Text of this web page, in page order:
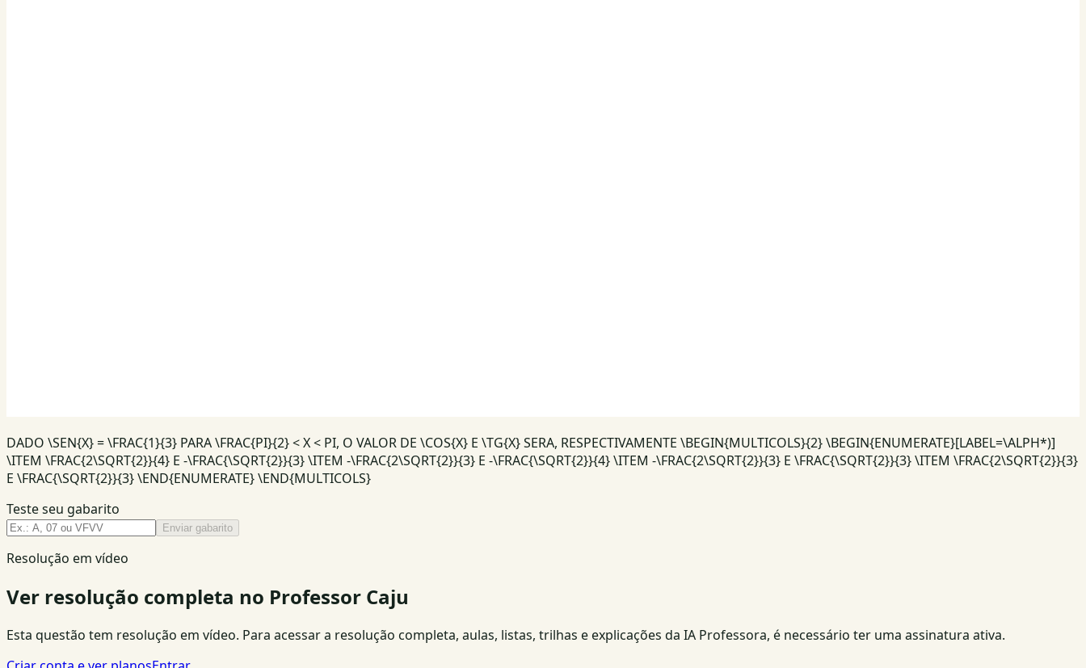
DADO \SEN{X} = \FRAC{1}{3} PARA \FRAC{PI}{2} < X < PI, O VALOR DE \COS{X} E \TG{X} SERA, RESPECTIVAMENTE \BEGIN{MULTICOLS}{2} \BEGIN{ENUMERATE}[LABEL=\ALPH*)]
\ITEM \FRAC{2\SQRT{2}}{4} E -\FRAC{\SQRT{2}}{3} \ITEM -\FRAC{2\SQRT{2}}{3} E -\FRAC{\SQRT{2}}{4} \ITEM -\FRAC{2\SQRT{2}}{3} E \FRAC{\SQRT{2}}{3} \ITEM \FRAC{2\SQRT{2}}{3}
E \FRAC{\SQRT{2}}{3} \END{ENUMERATE} \END{MULTICOLS}
Teste seu gabarito
Enviar gabarito
Resolução em vídeo
Ver resolução completa no Professor Caju
Esta questão tem resolução em vídeo. Para acessar a resolução completa, aulas, listas, trilhas e explicações da IA Professora, é necessário ter uma assinatura ativa.